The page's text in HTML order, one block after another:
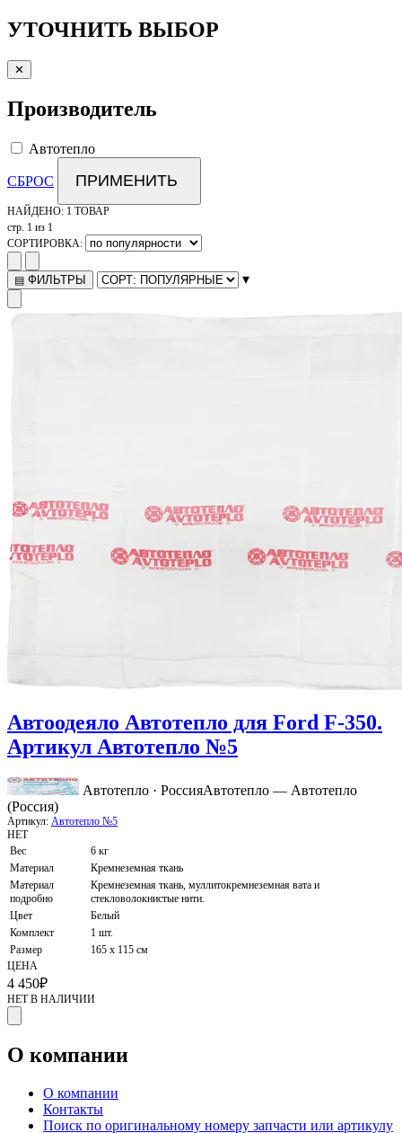
УТОЧНИТЬ ВЫБОР
✕
Производитель
Автотепло
СБРОС ПРИМЕНИТЬ
НАЙДЕНО: 1 ТОВАР
стр. 1 из 1
СОРТИРОВКА:
▤ ФИЛЬТРЫ ▾
Автоодеяло Автотепло для Ford F-350.
Артикул Автотепло №5
Автотепло · РоссияАвтотепло — Автотепло
(Россия)
Артикул: Автотепло №5
НЕТ
Вес
6 кг
Материал
Кремнеземная ткань
Материал
подробно
Кремнеземная ткань, муллитокремнеземная вата и
стекловолокнистые нити.
Цвет
Белый
Комплект
1 шт.
Размер
165 x 115 см
ЦЕНА
4 450₽
НЕТ В НАЛИЧИИ
О компании
О компании
Контакты
Поиск по оригинальному номеру запчасти или артикулу